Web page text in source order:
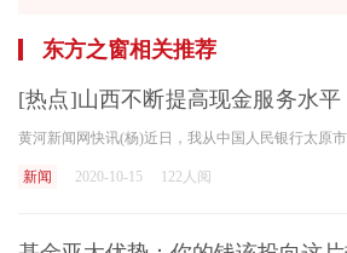
东方之窗相关推荐
[热点]山西不断提高现金服务水
区
新闻 2020-10-15 122人阅